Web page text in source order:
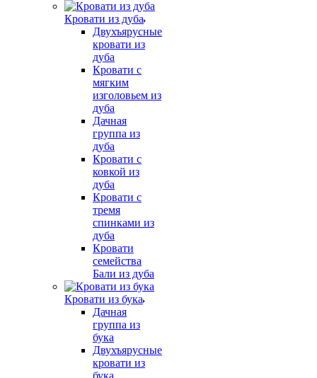
Кровати из дуба
Двухъярусные
кровати из
дуба
Кровати с
мягким
изголовьем из
дуба
Дачная
группа из
дуба
Кровати с
ковкой из
дуба
Кровати с
тремя
спинками из
дуба
Кровати
семейства
Бали из дуба
Кровати из бука
Дачная
группа из
бука
Двухъярусные
кровати из
бука